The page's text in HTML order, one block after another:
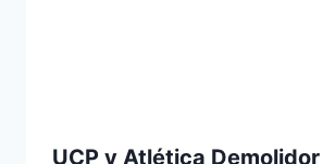
UCP y Atlética